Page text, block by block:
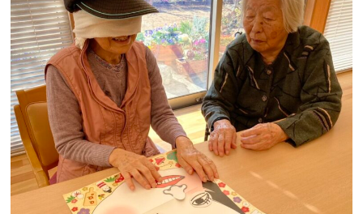
受付時間 9：00～18：00
お問い合わせフォーム
入居相談・見学についてはこちら
求人応募・見学についてはこちら